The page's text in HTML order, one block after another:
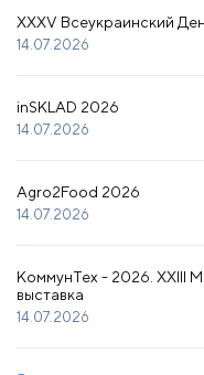
XXXV Всеукраинский
14.07.2026
inSKLAD 2026
14.07.2026
Agro2Food 2026
14.07.2026
КоммунТех - 2026. XXIII
выставка
14.07.2026